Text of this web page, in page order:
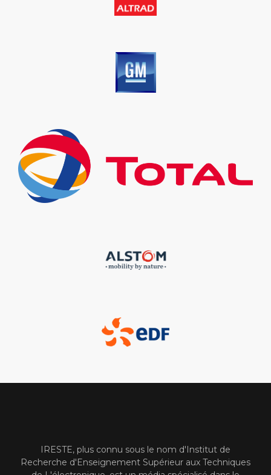
IRESTE, plus connu sous le nom d'Institut de
Recherche d'Enseignement Supérieur aux Techniques